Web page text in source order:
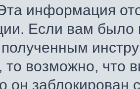
информация
Если вам
полученным
то возможно, что
он